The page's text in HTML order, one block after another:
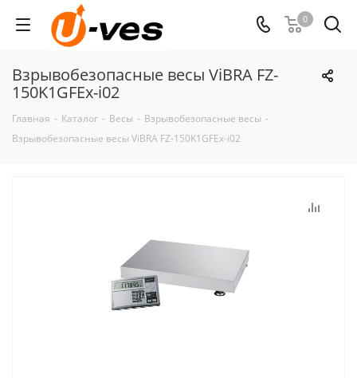
0
Взрывобезопасные весы ViBRA FZ-
150K1GFEx-i02
Главная - Каталог - Весы - Взрывобезопасные весы -
Взрывобезопасные весы ViBRA FZ-150K1GFEx-i02